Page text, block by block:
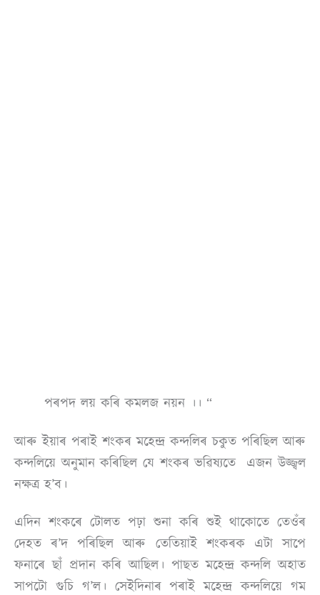
পৰপদ লয় কৰি কমলজ নয়ন ।। “
আৰু ইয়াৰ পৰাই শংকৰ মহেন্দ্ৰ কন্দলিৰ চকুত পৰিছিল আৰু
কন্দলিয়ে অনুমান কৰিছিল যে শংকৰ ভৱিষ্যতে এজন উজ্জ্বল
নক্ষত্ৰ হ’ব।
এদিন শংকৰে টোলত পঢ়া শুনা কৰি শুই থাকোতে তেওঁৰ
দেহত ৰ’দ পৰিছিল আৰু তেতিয়াই শংকৰক এটা সাপে
ফনাৰে ছাঁ প্রদান কৰি আছিল। পাছত মহেন্দ্ৰ কন্দলি অহাত
সাপটো গুচি গ’ল। সেইদিনাৰ পৰাই মহেন্দ্ৰ কন্দলিয়ে গম